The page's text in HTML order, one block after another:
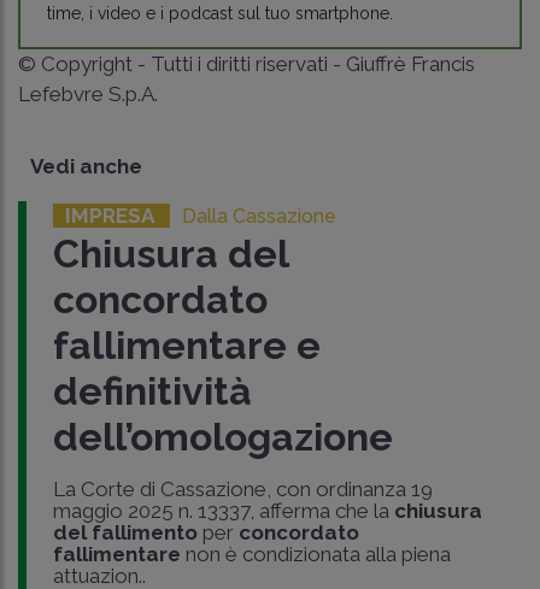
time, i video e i podcast sul tuo smartphone.
© Copyright - Tutti i diritti riservati - Giuffrè Francis
Lefebvre S.p.A.
Vedi anche
IMPRESA Dalla Cassazione
Chiusura del
concordato
fallimentare e
definitività
dell’omologazione
La Corte di Cassazione, con ordinanza 19
maggio 2025 n. 13337, afferma che la chiusura
del fallimentoper concordato
fallimentare non è condizionata alla piena
attuazion..